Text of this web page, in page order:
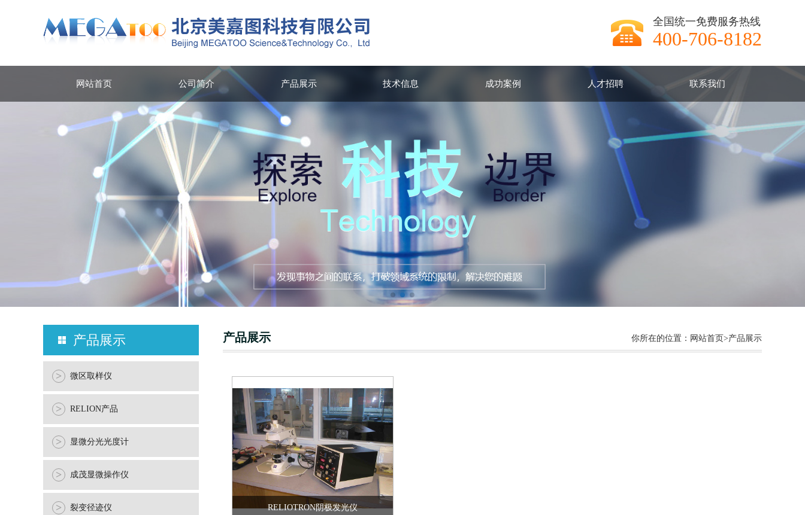
全国统一免费服务热线
400-706-8182
网站首页 公司简介 产品展示 技术信息 成功案例 人才招聘 联系我们
产品展示
> 微区取样仪
> RELION产品
> 显微分光光度计
> 成茂显微操作仪
> 裂变径迹仪
产品展示 你所在的位置： 网站首页>产品展示
RELIOTRON阴极发光仪
RELIOTRON阴极发光仪